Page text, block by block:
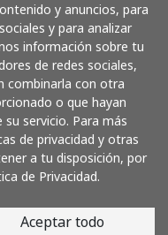
y anuncios, para
y para analizar
información sobre tu
de redes sociales,
combinarla con otra
o que hayan
servicio. Para más
de privacidad y otras
a tu disposición, por
de Privacidad.
Aceptar todo